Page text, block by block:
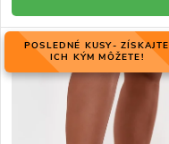
POSLEDNÉ KUSY- ZÍSKAJTE
ICH KÝM MÔŽETE!